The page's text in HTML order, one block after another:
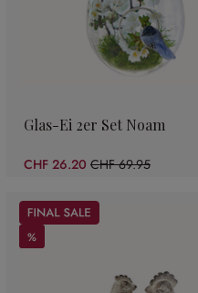
Glas-Ei 2er Set Noam
CHF 26.20 CHF 69.95
(62.54% gespart)
Sale
%
%